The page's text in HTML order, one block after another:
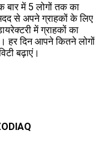
में 5 लोगों तक का
से अपने ग्राहकों के लिए
में ग्राहकों का
हर दिन आपने कितने लोगों
बढ़ाएं।